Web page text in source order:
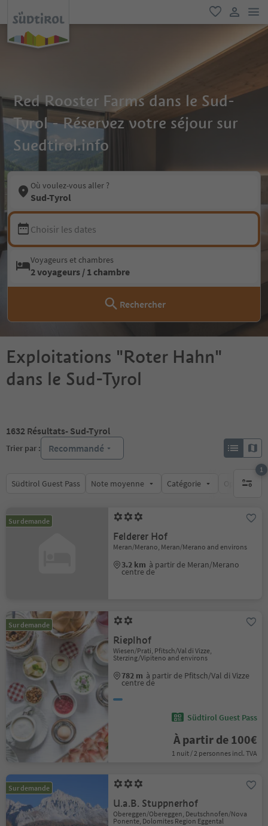
favori
lien
Red Rooster Farms dans le Sud-
Tyrol - Réservez votre séjour sur
Suedtirol.info
Où voulez-vous aller ?
Sud-Tyrol
Choisir les dates
Voyageurs et chambres
2 voyageurs / 1 chambre
Rechercher
Exploitations "Roter Hahn"
dans le Sud-Tyrol
1632 Résultats- Sud-Tyrol
Trier par : Recommandé
Südtirol Guest Pass Note moyenne Catégorie Options de
1
1 filtre
Sur demande
Felderer Hof
Meran/Merano, Meran/Merano and environs
3.2 km à partir de Meran/Merano
centre de
Sur demande
Rieplhof
Wiesen/Prati, Pfitsch/Val di Vizze,
Sterzing/Vipiteno and environs
782 m à partir de Pfitsch/Val di Vizze
centre de
Südtirol Guest Pass
À partir de 100€
1 nuit / 2 personnes incl. TVA
Sur demande
U.a.B. Stuppnerhof
Obereggen/Obereggen, Deutschnofen/Nova
Ponente, Dolomites Region Eggental